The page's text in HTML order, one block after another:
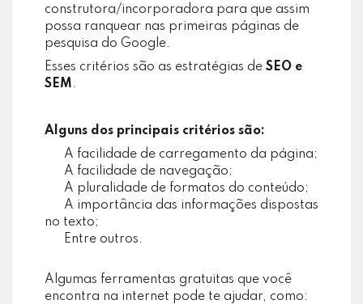
construtora/incorporadora para que assim
possa ranquear nas primeiras páginas de
pesquisa do Google.
Esses critérios são as estratégias de SEO e
SEM.
Alguns dos principais critérios são:
A facilidade de carregamento da página;
A facilidade de navegação;
A pluralidade de formatos do conteúdo;
A importância das informações dispostas
no texto;
Entre outros.
Algumas ferramentas gratuitas que você
encontra na internet pode te ajudar, como: